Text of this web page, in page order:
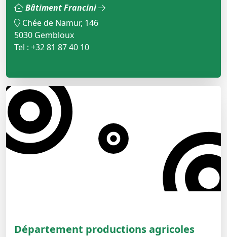
Bâtiment Francini
Chée de Namur, 146
5030 Gembloux
Tel : +32 81 87 40 10
Département productions agricoles